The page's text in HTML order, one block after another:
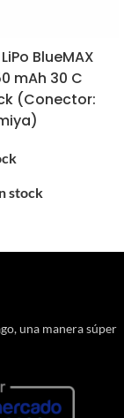
BlueMAX
mAh 30 C
(Conector:
stock
una manera súper